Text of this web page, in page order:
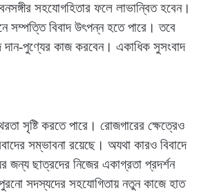
সহযোগহিতার ফলে লাভান্বিত হবেন।
সম্পত্তি বিবাদ উৎপন্ন হতে পারে। তবে
দান-পুণ্যের কাজ করবেন। একাধিক সুসংবাদ
সৃষ্টি করতে পারে। রোজগারের ক্ষেত্রেও
সম্ভাবনা রয়েছে। অযথা কারও বিবাদে
জন্য ছাত্রদের নিজের একাগ্রতা প্রদর্শন
পুরনো সদস্যদের সহযোগিতায় নতুন কাজে হাত